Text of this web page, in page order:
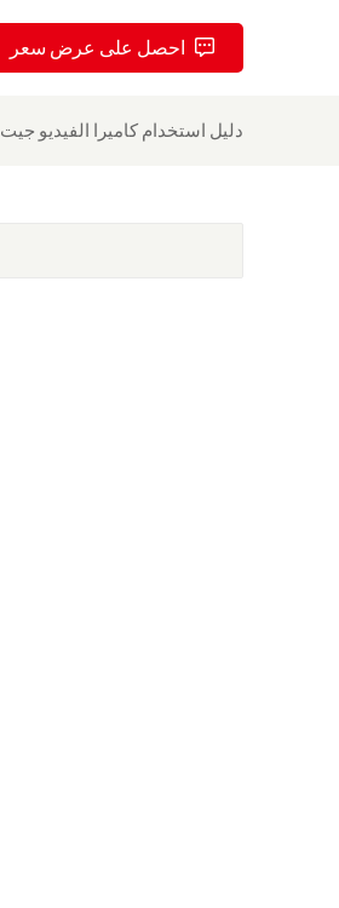
احصل على عرض سعر
دليل استخدام كاميرا الفيديو جيت 1220